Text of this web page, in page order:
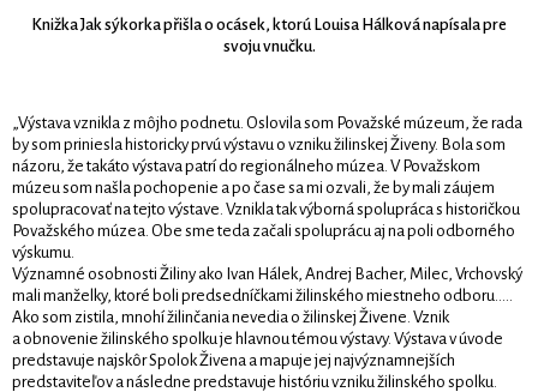
Knižka Jak sýkorka přišla o ocásek, ktorú Louisa Hálková napísala pre
svoju vnučku.
„Výstava vznikla z môjho podnetu. Oslovila som Považské múzeum, že rada
by som priniesla historicky prvú výstavu o vzniku žilinskej Živeny. Bola som
názoru, že takáto výstava patrí do regionálneho múzea. V Považskom
múzeu som našla pochopenie a po čase sa mi ozvali, že by mali záujem
spolupracovať na tejto výstave. Vznikla tak výborná spolupráca s historičkou
Považského múzea. Obe sme teda začali spoluprácu aj na poli odborného
výskumu.
Významné osobnosti Žiliny ako Ivan Hálek, Andrej Bacher, Milec, Vrchovský
mali manželky, ktoré boli predsedníčkami žilinského miestneho odboru.....
Ako som zistila, mnohí žilinčania nevedia o žilinskej Živene. Vznik
a obnovenie žilinského spolku je hlavnou témou výstavy. Výstava v úvode
predstavuje najskôr Spolok Živena a mapuje jej najvýznamnejších
predstaviteľov a následne predstavuje históriu vzniku žilinského spolku.